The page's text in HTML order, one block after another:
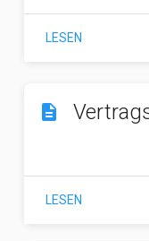
LESEN
description
LESEN